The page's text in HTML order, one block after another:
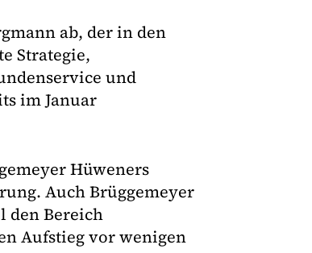
ab, der in den
Strategie,
und
im Januar
Hüweners
Auch Brüggemeyer
den Bereich
Aufstieg vor wenigen